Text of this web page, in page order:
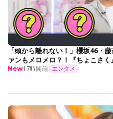
「頭から離れない！」櫻坂46・
ァンもメロメロ？！『ちょこさ
New17時間前 エンタメ